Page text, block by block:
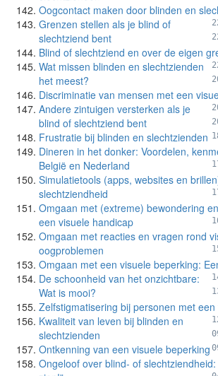
Oogcontact maken door blinden en
Grenzen stellen als je blind of
slechtziend bent
Blind of slechtziend en over de eigen
Wat missen blinden en slechtzienden
het meest?
Discriminatie van mensen met een
Andere zintuigen versterken als je
blind of slechtziend bent
Frustratie bij blinden en slechtzienden
Dineren in het donker: Voordelen,
België en Nederland
Simulatietools (apps, websites en
slechtziendheid
Omgaan met (extreme) bewondering
een visuele handicap
Omgaan met reacties en vragen rond
oogproblemen
Omgaan met een visuele beperking:
De schoonheid van het onzichtbare:
Wat is mooi?
Zelfstigmatisering bij personen met
Kwaliteit van leven bij blinden en
slechtzienden
Ontkenning van een visuele beperking
Ongeloof over blind- of slechtziendheid: